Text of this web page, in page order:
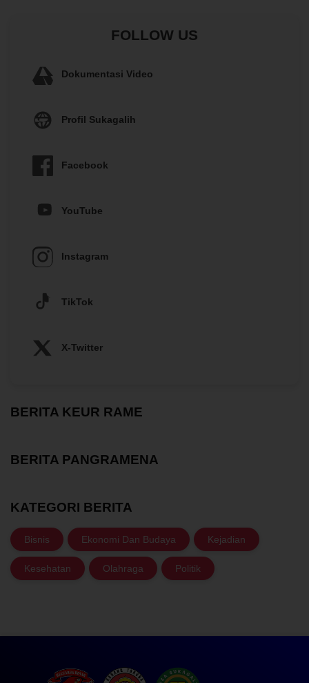
FOLLOW US
Dokumentasi Video
Profil Sukagalih
Facebook
YouTube
Instagram
TikTok
X-Twitter
BERITA KEUR RAME
BERITA PANGRAMENA
KATEGORI BERITA
Bisnis Ekonomi Dan Budaya Kejadian
Kesehatan Olahraga Politik